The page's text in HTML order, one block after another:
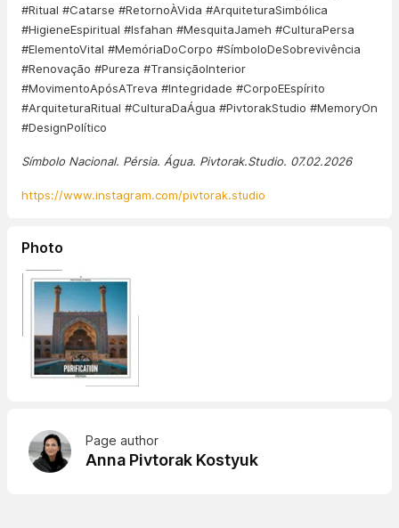
#Ritual #Catarse #RetornoÀVida #ArquiteturaSimbólica
#HigieneEspiritual #Isfahan #MesquitaJameh #CulturaPersa
#ElementoVital #MemóriaDoCorpo #SímboloDeSobrevivência
#Renovação #Pureza #TransiçãoInterior
#MovimentoApósATreva #Integridade #CorpoEEspírito
#ArquiteturaRitual #CulturaDaÁgua #PivtorakStudio #MemoryOn
#DesignPolítico
Símbolo Nacional. Pérsia. Água. Pivtorak.Studio. 07.02.2026
https://www.instagram.com/pivtorak.studio
Photo
Page author
Anna Pivtorak Kostyuk